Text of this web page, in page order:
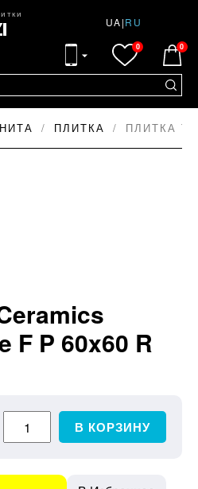
UA|RU
0 0
ПЛИТКА ПЛИТКА
F P 60x60 R
В КОРЗИНУ